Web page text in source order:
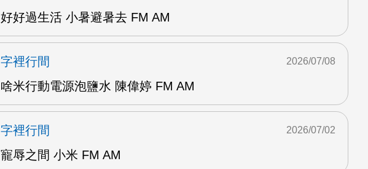
好好過生活 小暑避暑去 FM AM
字裡行間
啥米行動電源泡鹽水 陳偉婷 FM AM
2026/07/08
字裡行間
寵辱之間 小米 FM AM
2026/07/02